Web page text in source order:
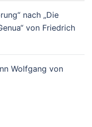
nach „Die
von Friedrich
Wolfgang von